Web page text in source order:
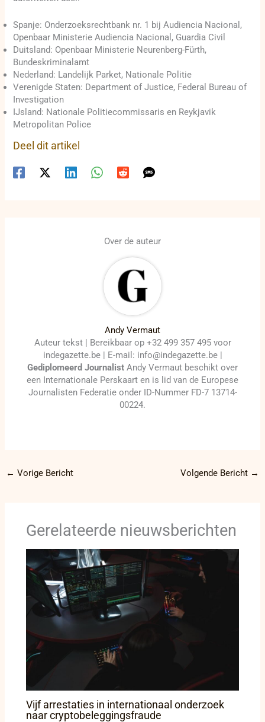
Spanje: Onderzoeksrechtbank nr. 1 bij Audiencia Nacional,
Openbaar Ministerie Audiencia Nacional, Guardia Civil
Duitsland: Openbaar Ministerie Neurenberg-Fürth,
Bundeskriminalamt
Nederland: Landelijk Parket, Nationale Politie
Verenigde Staten: Department of Justice, Federal Bureau of
Investigation
IJsland: Nationale Politiecommissaris en Reykjavik
Metropolitan Police
Deel dit artikel
Over de auteur
Andy Vermaut
Auteur tekst | Bereikbaar op +32 499 357 495 voor
indegazette.be | E-mail: info@indegazette.be |
Gediplomeerd Journalist Andy Vermaut beschikt over
een Internationale Perskaart en is lid van de Europese
Journalisten Federatie onder ID-Nummer FD-7 13714-
00224.
← Vorige Bericht Volgende Bericht →
Gerelateerde nieuwsberichten
Vijf arrestaties in internationaal onderzoek
naar cryptobeleggingsfraude